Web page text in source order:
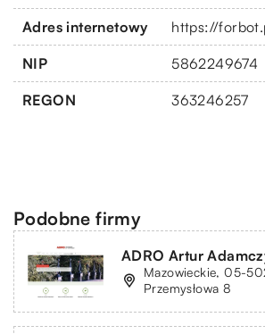
Adres internetowy https://
NIP 5862249674
REGON 363246257
Podobne firmy
ADRO Artur
Mazowieckie, 05-
Przemysłowa 8